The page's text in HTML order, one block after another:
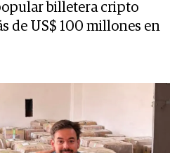
billetera cripto
de US$ 100 millones en